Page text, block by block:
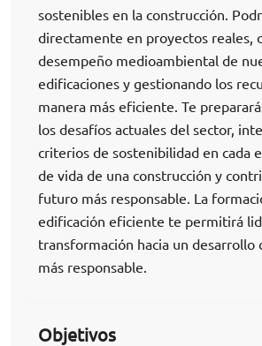
sostenibles en la construcción.
directamente en proyectos reales,
desempeño medioambiental de
edificaciones y gestionando los
manera más eficiente. Te
los desafíos actuales del sector,
criterios de sostenibilidad en cada
de vida de una construcción y
futuro más responsable. La
edificación eficiente te permitirá
transformación hacia un desarrollo
más responsable.
Objetivos